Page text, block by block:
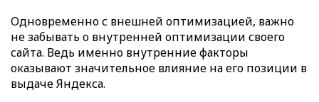
Одновременно с внешней оптимизацией, важно
не забывать о внутренней оптимизации своего
сайта. Ведь именно внутренние факторы
оказывают значительное влияние на его позиции в
выдаче Яндекса.